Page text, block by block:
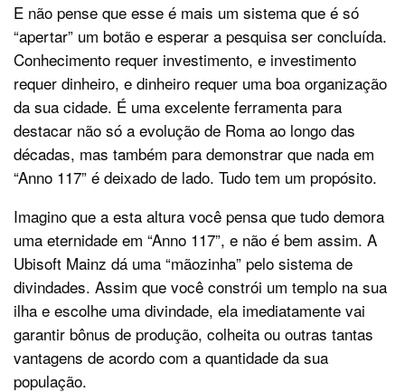
E não pense que esse é mais um sistema que é só
“apertar” um botão e esperar a pesquisa ser concluída.
Conhecimento requer investimento, e investimento
requer dinheiro, e dinheiro requer uma boa organização
da sua cidade. É uma excelente ferramenta para
destacar não só a evolução de Roma ao longo das
décadas, mas também para demonstrar que nada em
“Anno 117” é deixado de lado. Tudo tem um propósito.
Imagino que a esta altura você pensa que tudo demora
uma eternidade em “Anno 117”, e não é bem assim. A
Ubisoft Mainz dá uma “mãozinha” pelo sistema de
divindades. Assim que você constrói um templo na sua
ilha e escolhe uma divindade, ela imediatamente vai
garantir bônus de produção, colheita ou outras tantas
vantagens de acordo com a quantidade da sua
população.